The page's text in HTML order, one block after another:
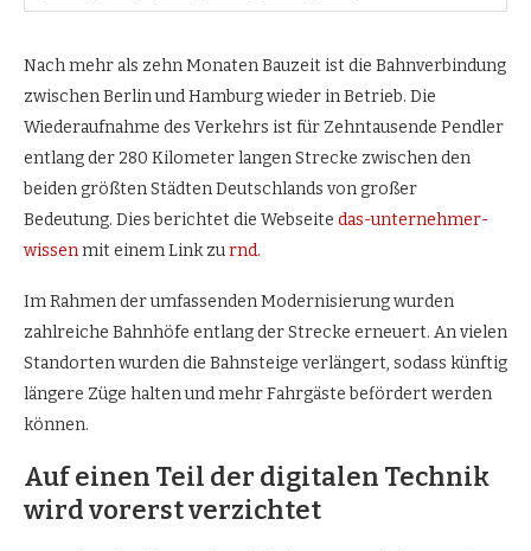
Nach mehr als zehn Monaten Bauzeit ist die Bahnverbindung
zwischen Berlin und Hamburg wieder in Betrieb. Die
Wiederaufnahme des Verkehrs ist für Zehntausende Pendler
entlang der 280 Kilometer langen Strecke zwischen den
beiden größten Städten Deutschlands von großer
Bedeutung. Dies berichtet die Webseite das-unternehmer-
wissenmit einem Link zurnd.
Im Rahmen der umfassenden Modernisierung wurden
zahlreiche Bahnhöfe entlang der Strecke erneuert. An vielen
Standorten wurden die Bahnsteige verlängert, sodass künftig
längere Züge halten und mehr Fahrgäste befördert werden
können.
Auf einen Teil der digitalen Technik
wird vorerst verzichtet